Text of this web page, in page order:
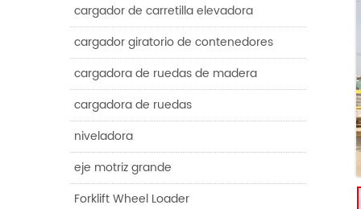
cargador de carretilla elevadora
cargador giratorio de contenedores
cargadora de ruedas de madera
cargadora de ruedas
niveladora
eje motriz grande
Forklift Wheel Loader